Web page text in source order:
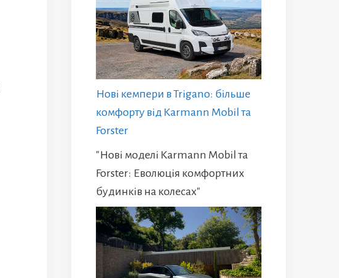
Нові кемпери в Trigano: більше
комфорту від Karmann Mobil та
Forster
"Нові моделі Karmann Mobil та
Forster: Еволюція комфортних
будинків на колесах"